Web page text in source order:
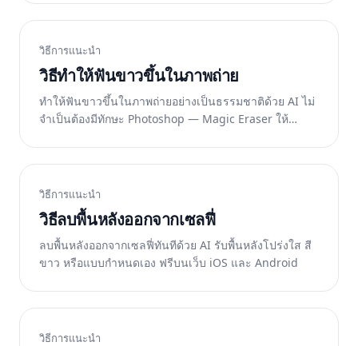
วิธีการแนะนำ
วิธีทำให้ฟันขาวขึ้นในภาพถ่าย
ทำให้ฟันขาวขึ้นในภาพถ่ายอย่างเป็นธรรมชาติด้วย AI ไม่
จำเป็นต้องมีทักษะ Photoshop — Magic Eraser ให้
วิธีการแนะนำ
วิธีลบพื้นหลังออกจากเซลฟี่
ลบพื้นหลังออกจากเซลฟี่ทันทีด้วย AI รับพื้นหลังโปร่งใส สี
ขาว หรือแบบกำหนดเอง ฟรีบนเว็บ iOS และ Android
วิธีการแนะนำ